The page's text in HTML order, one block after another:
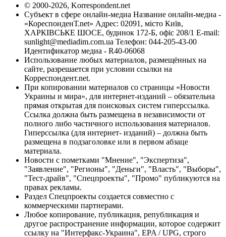
© 2000-2026, Korrespondent.net
Субъект в сфере онлайн-медиа Название онлайн-медиа -
«КореспонденТ.net» Адрес: 02091, місто Київ,
ХАРКІВСЬКЕ ШОСЕ, будинок 172-Б, офіс 208/1 E-mail:
sunlight@mediadim.com.ua Телефон: 044-205-43-00
Идентификатор медиа - R40-06068
Использование любых материалов, размещённых на
сайте, разрешается при условии ссылки на
Корреспондент.net.
При копировании материалов со страницы «Новости
Украины и мира», для интернет-изданий – обязательна
прямая открытая для поисковых систем гиперссылка.
Ссылка должна быть размещена в независимости от
полного либо частичного использования материалов.
Гиперссылка (для интернет- изданий) – должна быть
размещена в подзаголовке или в первом абзаце
материала.
Новости с пометками "Мнение", "Экспертиза",
"Заявление", "Регионы", "Деньги", "Власть", "Выборы",
"Тест-драйв", "Спецпроекты", "Промо" публикуются на
правах рекламы.
Раздел Спецпроекты создается совместно с
коммерческими партнерами.
Любое копирование, публикация, републикация и
другое распространение информации, которое содержит
ссылку на "Интерфакс-Украина", EPA / UPG, строго